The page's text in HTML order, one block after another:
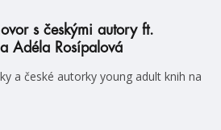
s českými autory ft.
Adéla Rosípalová
a české autorky young adult knih na